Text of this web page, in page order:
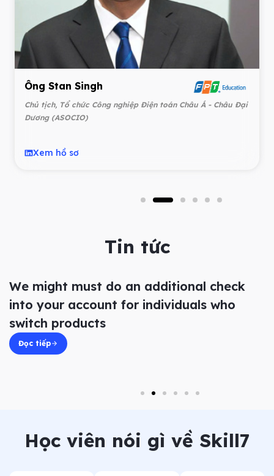
Ông Stan Singh
Chủ tịch, Tổ chức Công nghiệp Điện toán Châu Á - Châu Đại
Dương (ASOCIO)
Xem hồ sơ
Tin tức
We might must do an additional check
into your account for individuals who
switch products
Đọc tiếp
Học viên nói gì về Skill7